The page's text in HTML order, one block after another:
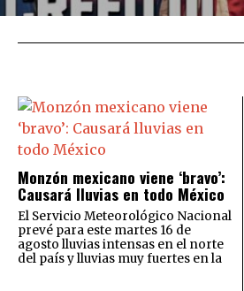
Monzón mexicano viene ‘bravo’:
Causará lluvias en todo México
El Servicio Meteorológico Nacional
prevé para este martes 16 de
agosto lluvias intensas en el norte
del país y lluvias muy fuertes en la